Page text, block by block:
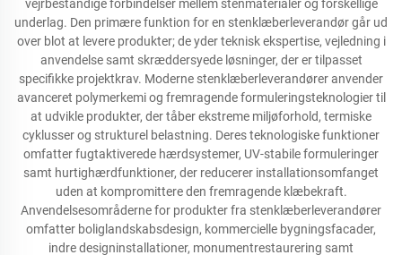
vejrbestandige forbindelser mellem stenmaterialer og forskellige
underlag. Den primære funktion for en stenklæberleverandør går ud
over blot at levere produkter; de yder teknisk ekspertise, vejledning i
anvendelse samt skræddersyede løsninger, der er tilpasset
specifikke projektkrav. Moderne stenklæberleverandører anvender
avanceret polymerkemi og fremragende formuleringsteknologier til
at udvikle produkter, der tåber ekstreme miljøforhold, termiske
cyklusser og strukturel belastning. Deres teknologiske funktioner
omfatter fugtaktiverede hærdsystemer, UV-stabile formuleringer
samt hurtighærdfunktioner, der reducerer installationsomfanget
uden at kompromittere den fremragende klæbekraft.
Anvendelsesområderne for produkter fra stenklæberleverandører
omfatter boliglandskabsdesign, kommercielle bygningsfacader,
indre designinstallationer, monumentrestaurering samt